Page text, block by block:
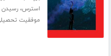
استرس،رسیدن
موفقیت